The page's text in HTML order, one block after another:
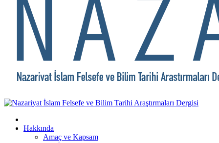
Hakkında
Amaç ve Kapsam